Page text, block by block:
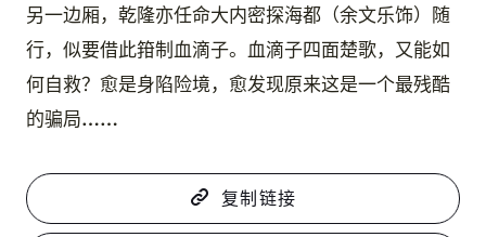
另一边厢，乾隆亦任命大内密探海都（余文乐饰）随
行，似要借此箝制血滴子。血滴子四面楚歌，又能如
何自救？愈是身陷险境，愈发现原来这是一个最残酷
的骗局……
复制链接